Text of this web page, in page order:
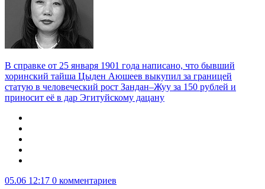
В справке от 25 января 1901 года написано, что бывший
хоринский тайша Цыден Аюшеев выкупил за границей
статую в человеческий рост Зандан–Жуу за 150 рублей и
приносит её в дар Эгитуйскому дацану
05.06 12:17 0 комментариев